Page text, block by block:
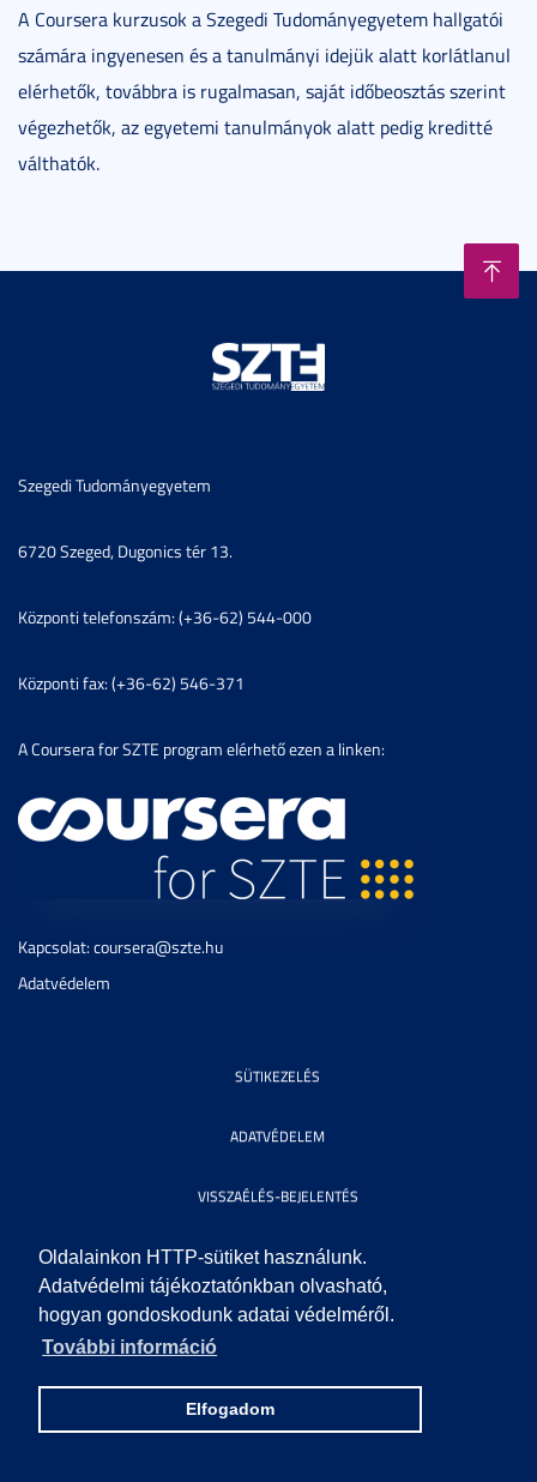
Oldalainkon HTTP-sütiket használunk.
Adatvédelmi tájékoztatónkban olvasható,
hogyan gondoskodunk adatai védelméről.
További információ
Elfogadom
A Coursera kurzusok a Szegedi Tudományegyetem hallgatói
számára ingyenesen és a tanulmányi idejük alatt korlátlanul
elérhetők, továbbra is rugalmasan, saját időbeosztás szerint
végezhetők, az egyetemi tanulmányok alatt pedig kreditté
válthatók.
Szegedi Tudományegyetem
6720 Szeged, Dugonics tér 13.
Központi telefonszám: (+36-62) 544-000
Központi fax: (+36-62) 546-371
A Coursera for SZTE program elérhető ezen a linken:
Kapcsolat: coursera@szte.hu
Adatvédelem
SÜTIKEZELÉS
ADATVÉDELEM
VISSZAÉLÉS-BEJELENTÉS
KÖZÉRDEKŰ ADATOK
IMPRESSZUM